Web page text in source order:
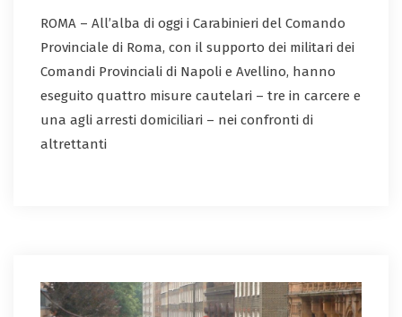
ROMA – All’alba di oggi i Carabinieri del Comando
Provinciale di Roma, con il supporto dei militari dei
Comandi Provinciali di Napoli e Avellino, hanno
eseguito quattro misure cautelari – tre in carcere e
una agli arresti domiciliari – nei confronti di
altrettanti